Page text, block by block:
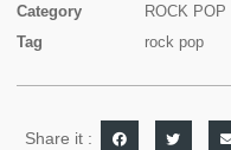
Category
ROCK POP
Tag
rock pop
Share it :